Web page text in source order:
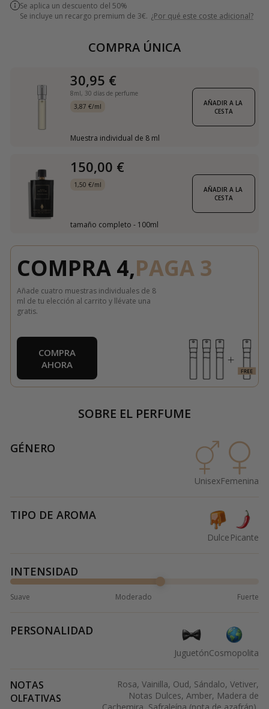
Se aplica un descuento del 50%
Se incluye un recargo premium de 3€. ¿Por qué este coste adicional?
COMPRA ÚNICA
30,95 €
8ml, 30 días de perfume
3,87 €/ml
Muestra individual de 8 ml
AÑADIR A LA
CESTA
150,00 €
1,50 €/ml
tamaño completo - 100ml
AÑADIR A LA
CESTA
COMPRA 4,PAGA 3
Añade cuatro muestras individuales de 8
ml de tu elección al carrito y llévate una
gratis.
COMPRA
AHORA
SOBRE EL PERFUME
GÉNERO
UnisexFemenina
TIPO DE AROMA
Dulce Picante
INTENSIDAD
Suave Moderado Fuerte
PERSONALIDAD
JuguetónCosmopolita
NOTAS
OLFATIVAS
Rosa, Vainilla, Oud, Sándalo, Vetiver,
Notas Dulces, Amber, Madera de